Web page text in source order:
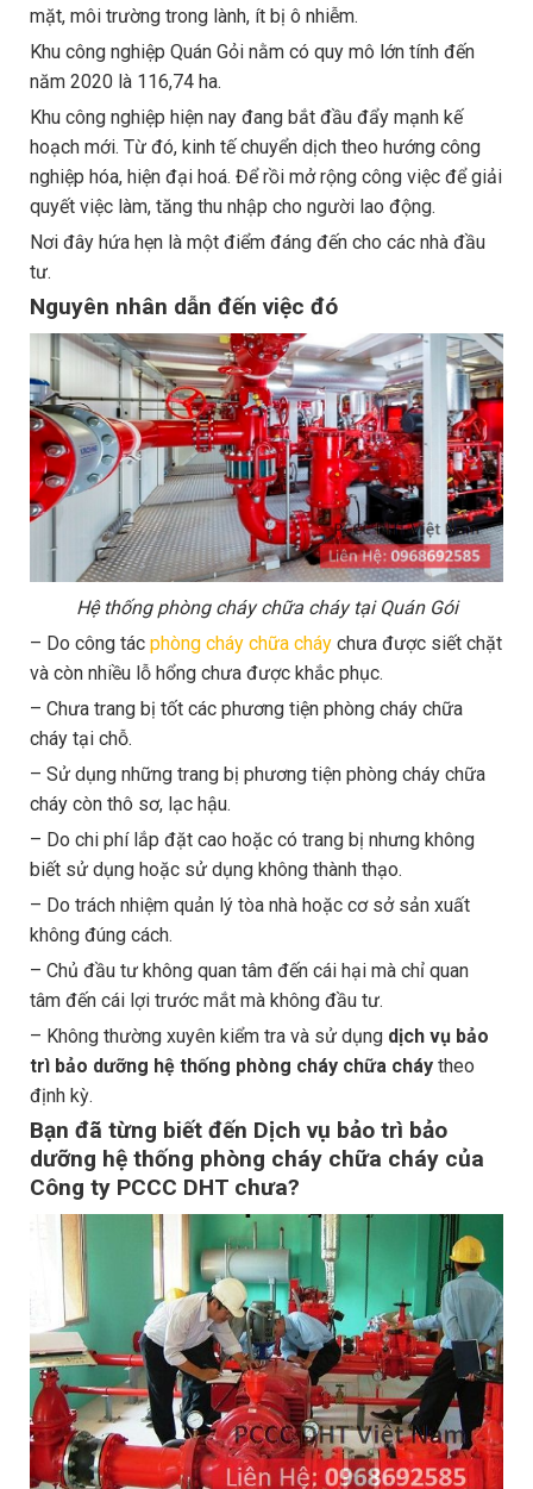
mặt, môi trường trong lành, ít bị ô nhiễm.
Khu công nghiệp Quán Gỏi nằm có quy mô lớn tính đến
năm 2020 là 116,74 ha.
Khu công nghiệp hiện nay đang bắt đầu đẩy mạnh kế
hoạch mới. Từ đó, kinh tế chuyển dịch theo hướng công
nghiệp hóa, hiện đại hoá. Để rồi mở rộng công việc để giải
quyết việc làm, tăng thu nhập cho người lao động.
Nơi đây hứa hẹn là một điểm đáng đến cho các nhà đầu
tư.
Nguyên nhân dẫn đến việc đó
Hệ thống phòng cháy chữa cháy tại Quán Gói
– Do công tác phòng cháy chữa cháy chưa được siết chặt
và còn nhiều lỗ hổng chưa được khắc phục.
– Chưa trang bị tốt các phương tiện phòng cháy chữa
cháy tại chỗ.
– Sử dụng những trang bị phương tiện phòng cháy chữa
cháy còn thô sơ, lạc hậu.
– Do chi phí lắp đặt cao hoặc có trang bị nhưng không
biết sử dụng hoặc sử dụng không thành thạo.
– Do trách nhiệm quản lý tòa nhà hoặc cơ sở sản xuất
không đúng cách.
– Chủ đầu tư không quan tâm đến cái hại mà chỉ quan
tâm đến cái lợi trước mắt mà không đầu tư.
– Không thường xuyên kiểm tra và sử dụng dịch vụ bảo
trì bảo dưỡng hệ thống phòng cháy chữa cháy theo
định kỳ.
Bạn đã từng biết đến Dịch vụ bảo trì bảo
dưỡng hệ thống phòng cháy chữa cháy của
Công ty PCCC DHT chưa?